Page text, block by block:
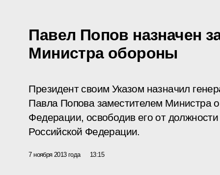
Павел Попов назначен
Министра обороны
Президент своим Указом назначил
Павла Попова заместителем Министра
Федерации, освободив его от
Российской Федерации.
7 ноября 2013 года 13:15